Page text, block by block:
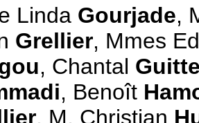
Linda Gourjade,
Grellier, Mmes
, Chantal
, Benoît
, M. Christian